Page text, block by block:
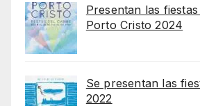
Presentan las
Porto Cristo 2024
Se presentan las
2022